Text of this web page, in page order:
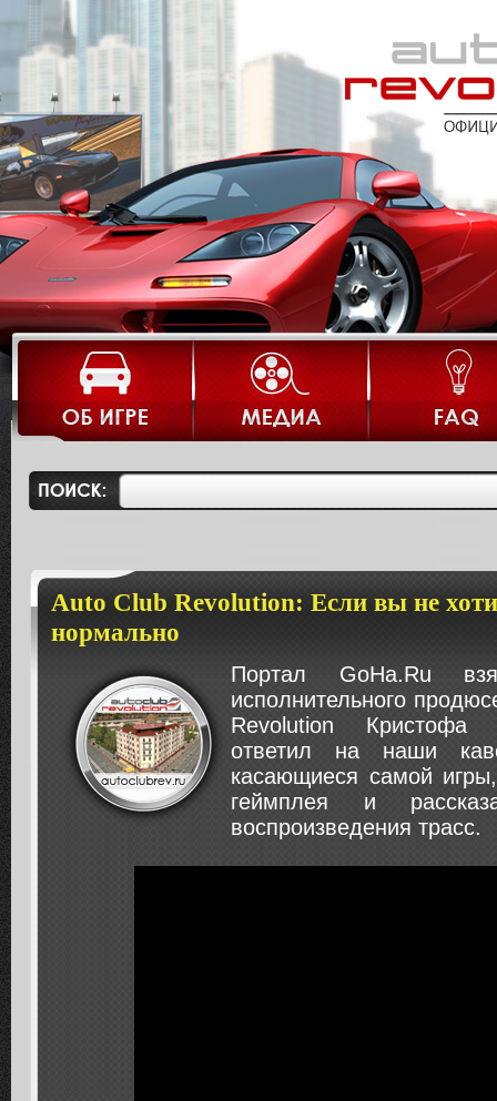
Auto Club Revolution: Если вы не
нормально
Портал GoHa.Ru
исполнительного
Revolution Кристофа
ответил на наши
касающиеся самой
геймплея и
воспроизведения трасс.